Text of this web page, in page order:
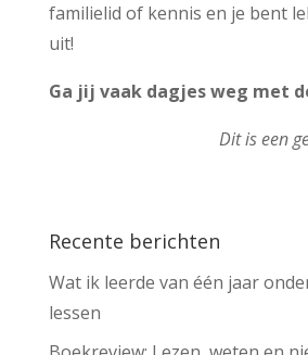
familielid of kennis en je bent
uit!
Ga jij vaak dagjes weg met
Dit is een
Recente berichten
Wat ik leerde van één jaar
lessen